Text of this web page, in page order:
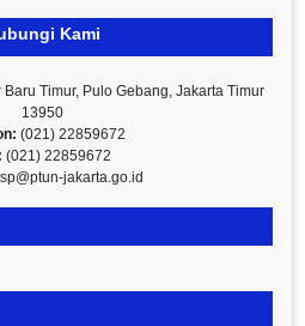
Kami
Baru Timur, Pulo Gebang, Jakarta Timur
13950
(021) 22859672
(021) 22859672
jakarta.go.id